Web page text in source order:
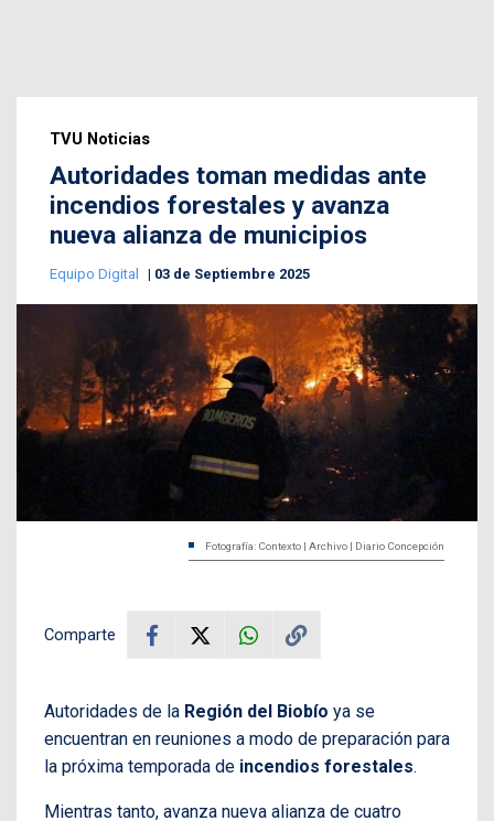
TVU Noticias
Autoridades toman medidas ante
incendios forestales y avanza
nueva alianza de municipios
Equipo Digital 03 de Septiembre 2025
Fotografía: Contexto | Archivo | Diario Concepción
Comparte
Autoridades de la Región del Biobío ya se
encuentran en reuniones a modo de preparación para
la próxima temporada de incendios forestales.
Mientras tanto, avanza nueva alianza de cuatro